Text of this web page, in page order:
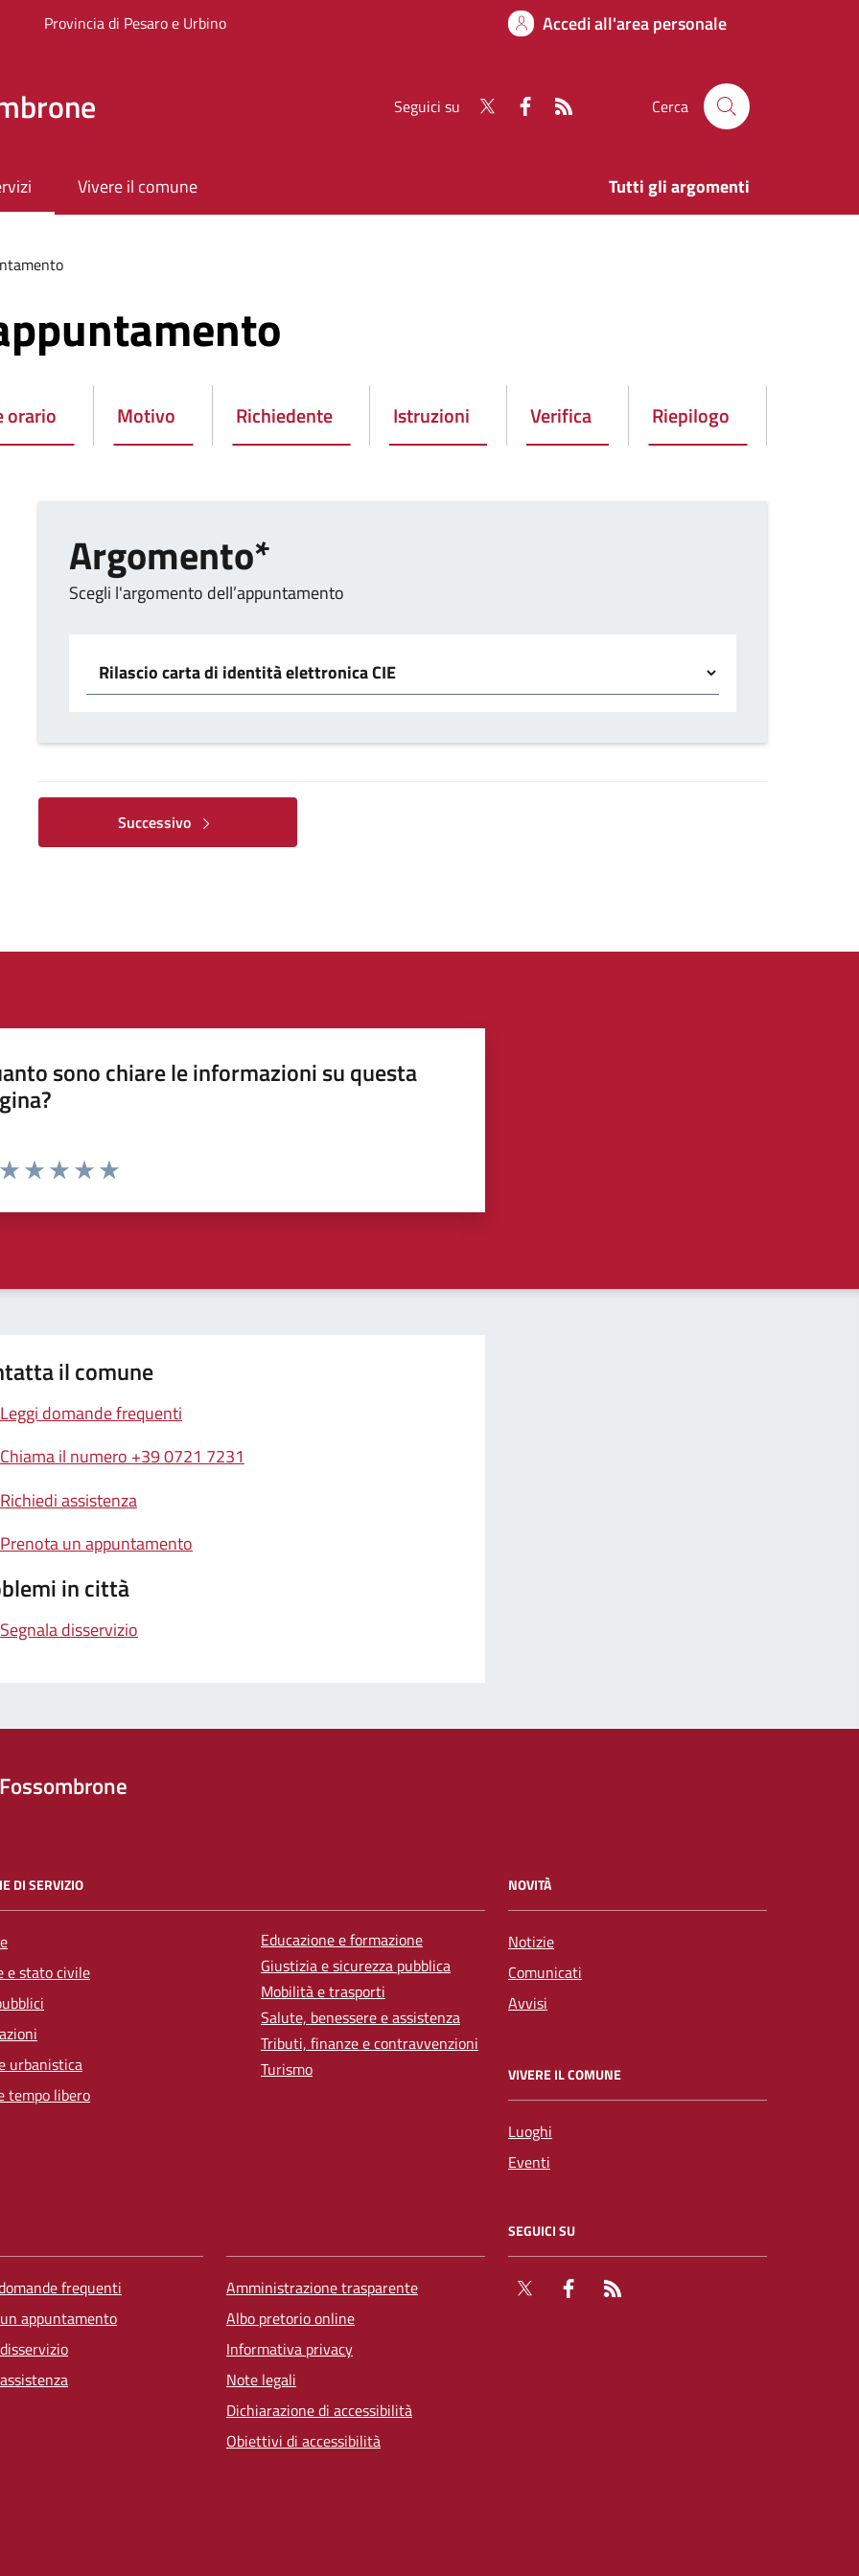
Provincia di Pesaro e Urbino Accedi all'area personale
Seguici su Cerca
Vivere il comune Tutti gli argomenti
orario Motivo
Attivo Richiedente
Attivo Istruzioni
Attivo Verifica
Attivo Riepilogo
Attivo
Argomento*
Scegli l'argomento dell’appuntamento
Scegliere il servizio
Successivo
sono chiare le informazioni su questa
Valuta da 1 a 5 stelle la pagina
il comune
Leggi domande frequenti
Chiama il numero +39 0721 7231
Richiedi assistenza
Prenota un appuntamento
in città
Segnala disservizio
DI SERVIZIO
e stato civile
urbanistica
tempo libero
Educazione e formazione
Giustizia e sicurezza pubblica
Mobilità e trasporti
Salute, benessere e assistenza
Tributi, finanze e contravvenzioni
Turismo
NOVITÀ
Notizie
Comunicati
Avvisi
VIVERE IL COMUNE
Luoghi
Eventi
frequenti
appuntamento
Amministrazione trasparente
Albo pretorio online
Informativa privacy
Note legali
Dichiarazione di accessibilità
Obiettivi di accessibilità
SEGUICI SU
Twitter Facebook